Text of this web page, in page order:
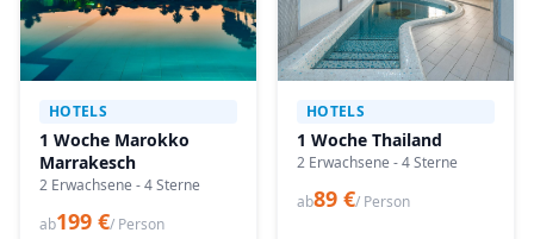
HOTELS
1 Woche Marokko
Marrakesch
2 Erwachsene - 4 Sterne
ab199 €/ Person
HOTELS
1 Woche Thailand
2 Erwachsene - 4 Sterne
ab89 €/ Person